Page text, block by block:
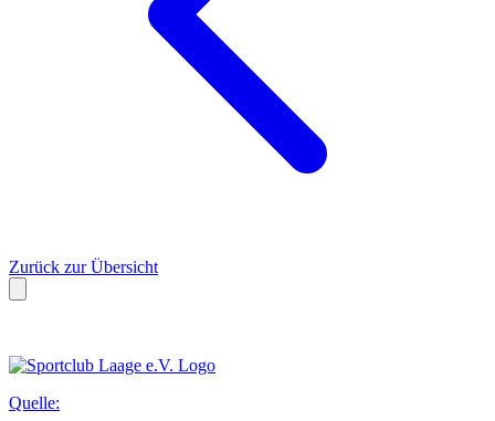
Zurück zur Übersicht
Quelle: